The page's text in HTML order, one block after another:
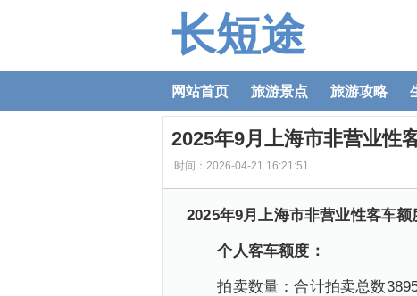
长短途
网站首页 旅游景点 旅游攻略
2025年9月上海市非营业性
时间：2026-04-21 16:21:51
2025年9月上海市非营业性客车额
个人客车额度：
拍卖数量：合计拍卖总数